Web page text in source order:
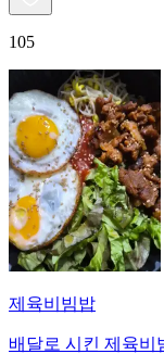
105
제육비빔밥
배달로 시킨 제육비